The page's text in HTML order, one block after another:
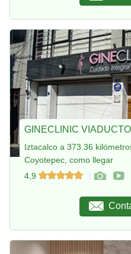
GINECLINIC VIADUCTO
Iztacalco a 373.36
Coyotepec, como llegar
4,9